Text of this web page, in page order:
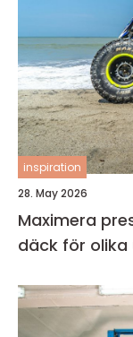
inspiration
28. May 2026
Maximera
däck för